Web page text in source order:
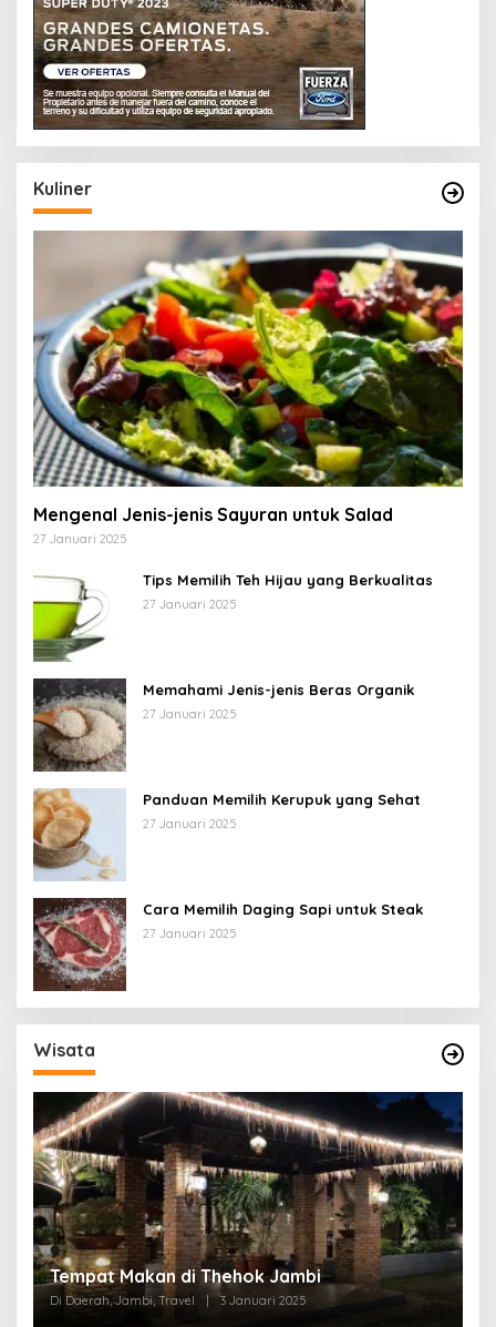
Kuliner
Mengenal Jenis-jenis Sayuran untuk Salad
27 Januari 2025
Tips Memilih Teh Hijau yang Berkualitas
27 Januari 2025
Memahami Jenis-jenis Beras Organik
27 Januari 2025
Panduan Memilih Kerupuk yang Sehat
27 Januari 2025
Cara Memilih Daging Sapi untuk Steak
27 Januari 2025
Wisata
Tempat Makan di Thehok Jambi
Di Daerah, Jambi, Travel | 3 Januari 2025